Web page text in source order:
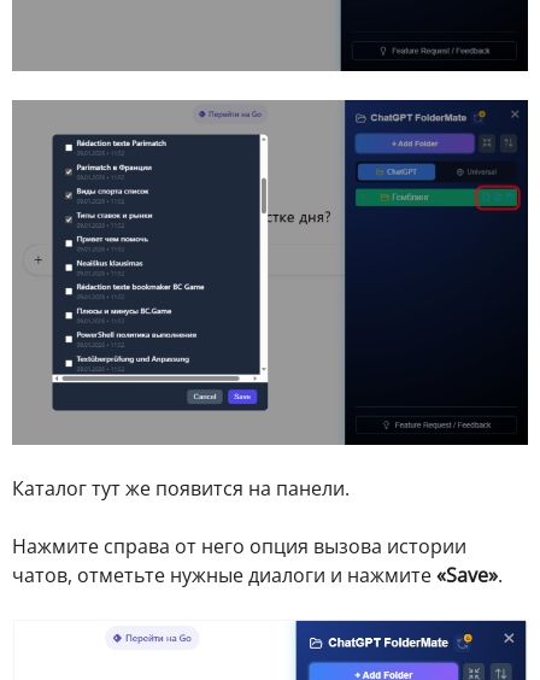
Каталог тут же появится на панели.
Нажмите справа от него опция вызова истории
чатов, отметьте нужные диалоги и нажмите«Save».